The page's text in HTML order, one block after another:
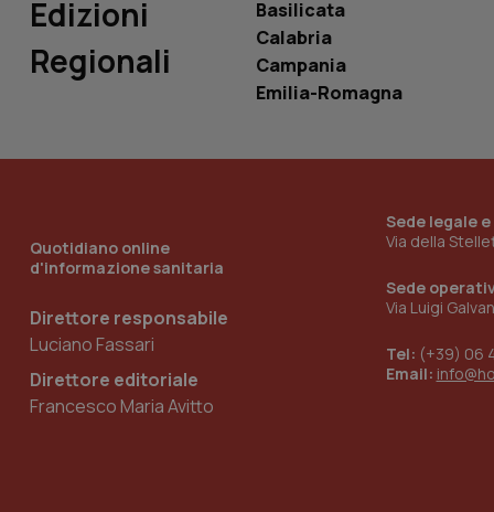
Edizioni
Regionali
Basilicata
Calabria
Campania
Emilia-Romagna
Quotidiano online
d'informazione sanitaria
Direttore responsabile
Luciano Fassari
Direttore editoriale
Francesco Maria Avitto
Sede legale
Via della
Sede
Via Luigi
Tel: (+39) 06
Email: